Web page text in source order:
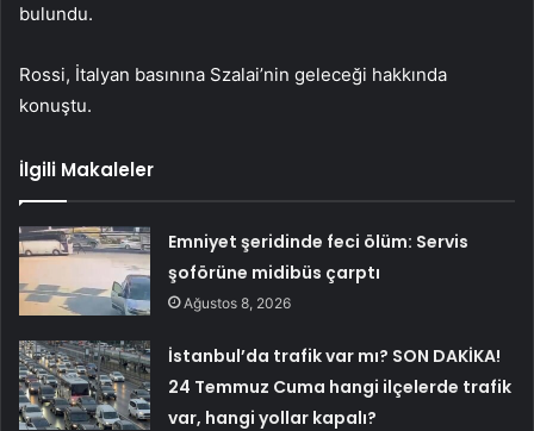
bulundu.
Rossi, İtalyan basınına Szalai’nin geleceği hakkında
konuştu.
İlgili Makaleler
Emniyet şeridinde feci ölüm: Servis
şoförüne midibüs çarptı
Ağustos 8, 2026
İstanbul’da trafik var mı? SON DAKİKA!
24 Temmuz Cuma hangi ilçelerde trafik
var, hangi yollar kapalı?